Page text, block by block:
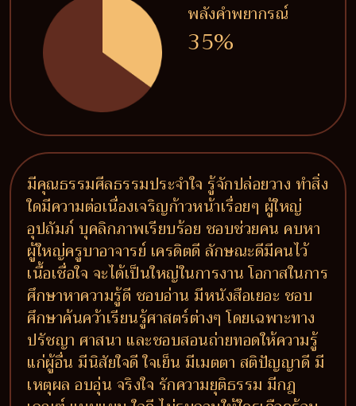
พลังคำพยากรณ์
35%
มีคุณธรรมศีลธรรมประจำใจ รู้จักปล่อยวาง ทำสิ่ง
ใดมีความต่อเนื่องเจริญก้าวหน้าเรื่อยๆ ผู้ใหญ่
อุปถัมภ์ บุคลิกภาพเรียบร้อย ชอบช่วยคน คบหา
ผู้ใหญ่ครูบาอาจารย์ เครดิตดี ลักษณะดีมีคนไว้
เนื้อเชื่อใจ จะได้เป็นใหญ่ในการงาน โอกาสในการ
ศึกษาหาความรู้ดี ชอบอ่าน มีหนังสือเยอะ ชอบ
ศึกษาค้นคว้าเรียนรู้ศาสตร์ต่างๆ โดยเฉพาะทาง
ปรัชญา ศาสนา และชอบสอนถ่ายทอดให้ความรู้
แก่ผู้อื่น มีนิสัยใจดี ใจเย็น มีเมตตา สติปัญญาดี มี
เหตุผล อบอุ่น จริงใจ รักความยุติธรรม มีกฎ